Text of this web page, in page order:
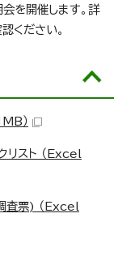
を開催します。詳
ください。
）
スト （Excel
査票) （Excel